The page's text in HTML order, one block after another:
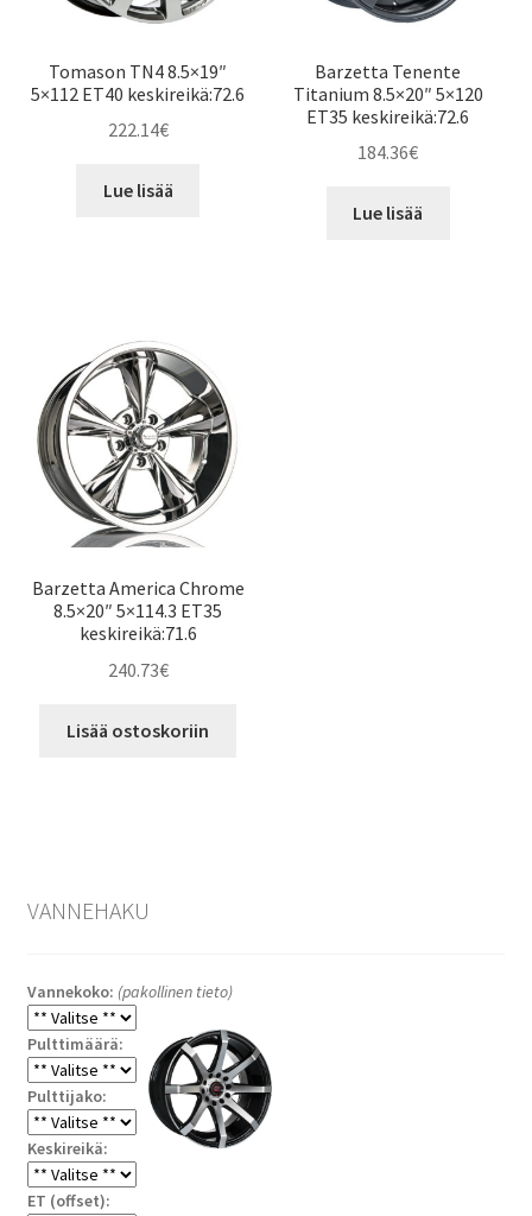
Tomason TN4 8.5×19″
5×112 ET40 keskireikä:72.6
222.14€
Lue lisää
Barzetta Tenente
Titanium 8.5×20″ 5×120
ET35 keskireikä:72.6
184.36€
Lue lisää
Barzetta America Chrome
8.5×20″ 5×114.3 ET35
keskireikä:71.6
240.73€
Lisää ostoskoriin
VANNEHAKU
Vannekoko: (pakollinen tieto)
Pulttimäärä:
Pulttijako:
Keskireikä:
ET (offset):